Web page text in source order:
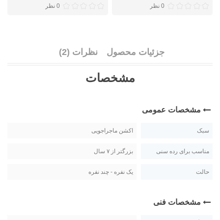
0 نظر 0 نظر
جزئیات محصول نظرات (2)
مشخصات
مشخصات عمومی
سبک اکشن ماجراجویی
مناسب برای رده سنی بزرگتر از ۷ سال
حالت یک نفره - چند نفره
مشخصات فنی